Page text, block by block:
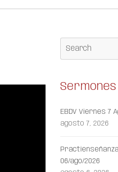
EBDV Viernes 7
agosto 7, 2026
06/ago/2026